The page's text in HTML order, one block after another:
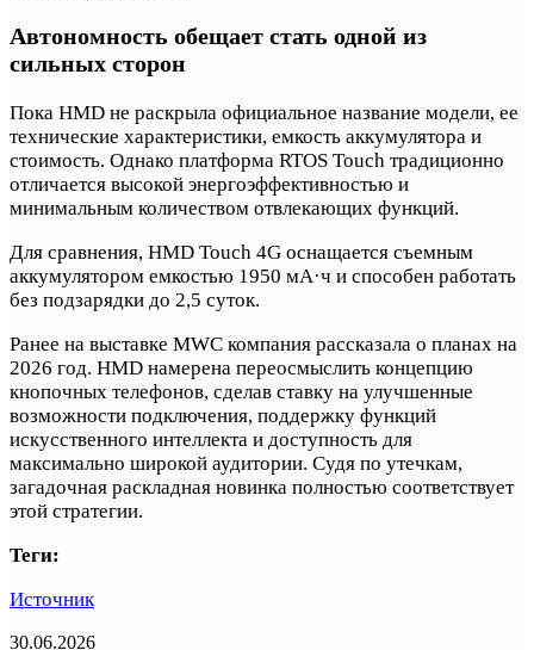
Автономность обещает стать одной из
сильных сторон
Пока HMD не раскрыла официальное название модели, ее
технические характеристики, емкость аккумулятора и
стоимость. Однако платформа RTOS Touch традиционно
отличается высокой энергоэффективностью и
минимальным количеством отвлекающих функций.
Для сравнения, HMD Touch 4G оснащается съемным
аккумулятором емкостью 1950 мА·ч и способен работать
без подзарядки до 2,5 суток.
Ранее на выставке MWC компания рассказала о планах на
2026 год. HMD намерена переосмыслить концепцию
кнопочных телефонов, сделав ставку на улучшенные
возможности подключения, поддержку функций
искусственного интеллекта и доступность для
максимально широкой аудитории. Судя по утечкам,
загадочная раскладная новинка полностью соответствует
этой стратегии.
Теги:
Источник
30.06.2026